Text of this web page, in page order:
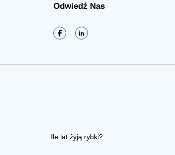
Odwiedź Nas
Ile lat żyją rybki?